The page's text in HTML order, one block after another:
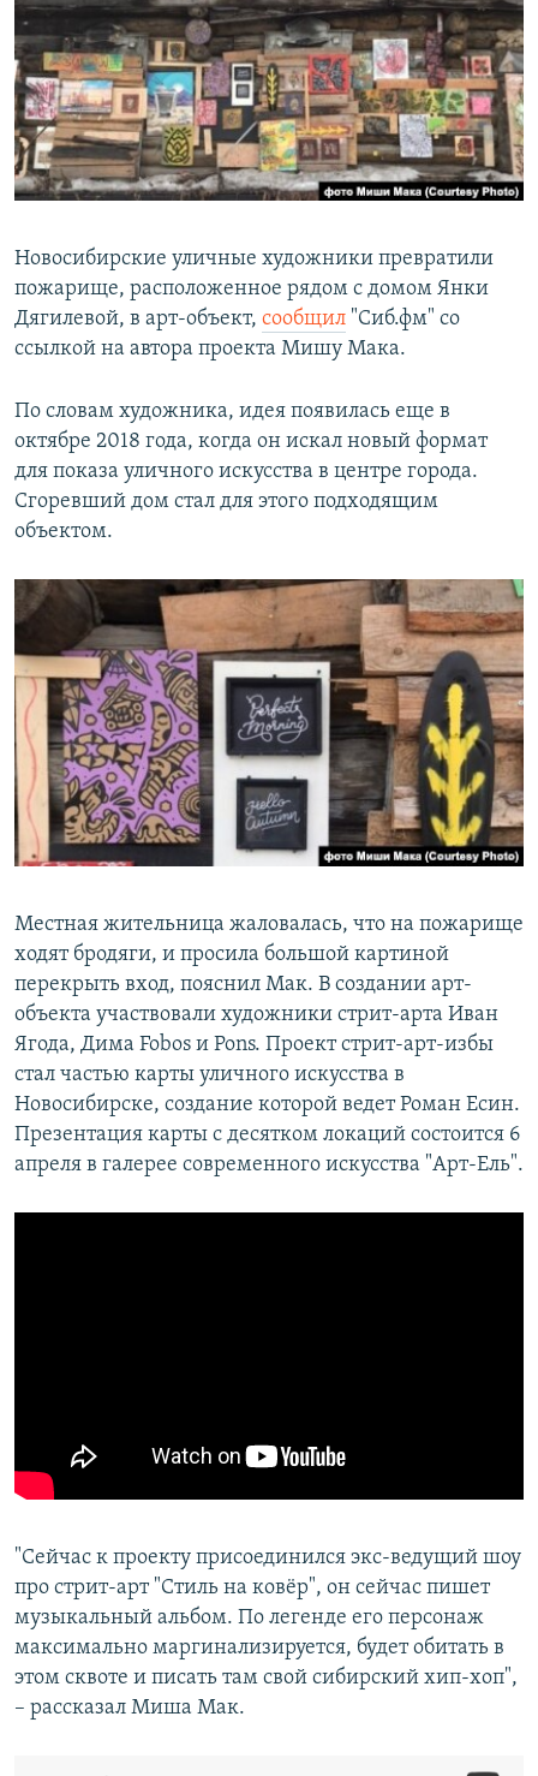
РАСПИСАНИЕ ВЕЩАНИЯ
ПОДПИШИТЕСЬ НА РАССЫЛКУ
СОЦИАЛЬНЫЕ СЕТИ
Все сайты РСЕ/РС
Новосибирские уличные художники превратили
пожарище, расположенное рядом с домом Янки
Дягилевой, в арт-объект, сообщил "Сиб.фм" со
ссылкой на автора проекта Мишу Мака.
По словам художника, идея появилась еще в
октябре 2018 года, когда он искал новый формат
для показа уличного искусства в центре города.
Сгоревший дом стал для этого подходящим
объектом.
Местная жительница жаловалась, что на пожарище
ходят бродяги, и просила большой картиной
перекрыть вход, пояснил Мак. В создании арт-
объекта участвовали художники стрит-арта Иван
Ягода, Дима Fobos и Pons. Проект стрит-арт-избы
стал частью карты уличного искусства в
Новосибирске, создание которой ведет Роман Есин.
Презентация карты с десятком локаций состоится 6
апреля в галерее современного искусства "Арт-Ель".
"Сейчас к проекту присоединился экс-ведущий шоу
про стрит-арт "Стиль на ковёр", он сейчас пишет
музыкальный альбом. По легенде его персонаж
максимально маргинализируется, будет обитать в
этом сквоте и писать там свой сибирский хип-хоп",
– рассказал Миша Мак.